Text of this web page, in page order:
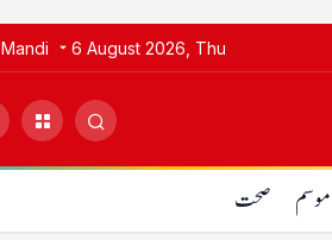
Mandi 6 August 2026, Thu
موسم صحت